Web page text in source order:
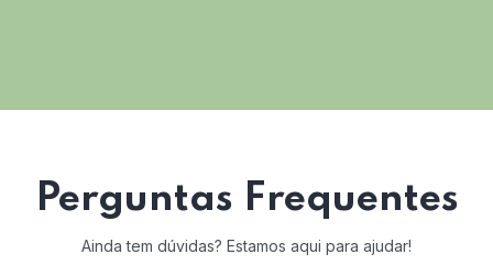
Perguntas Frequentes
Ainda tem dúvidas? Estamos aqui para ajudar!